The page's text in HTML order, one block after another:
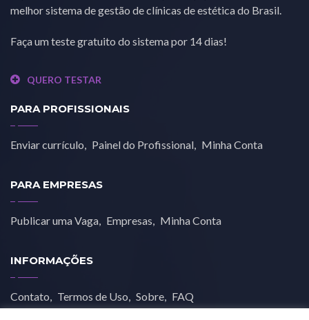
melhor sistema de gestão de clínicas de estética do Brasil.
Faça um teste gratuito do sistema por 14 dias!
QUERO TESTAR
PARA PROFISSIONAIS
Enviar currículo Painel do Profissional Minha Conta
PARA EMPRESAS
Publicar uma Vaga Empresas Minha Conta
INFORMAÇÕES
Contato Termos de Uso Sobre FAQ